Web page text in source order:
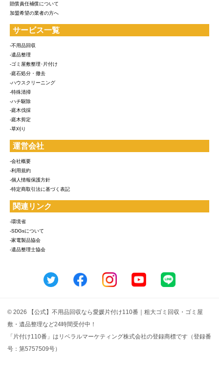
賠償責任補償について
加盟希望の業者の方へ
サービス一覧
-不用品回収
-遺品整理
-ゴミ屋敷整理･片付け
-庭石処分・撤去
-ハウスクリーニング
-特殊清掃
-ハチ駆除
-庭木伐採
-庭木剪定
-草刈り
運営会社
-会社概要
-利用規約
-個人情報保護方針
-特定商取引法に基づく表記
関連リンク
-環境省
-SDGsについて
-家電製品協会
-遺品整理士協会
© 2026 【公式】不用品回収なら愛媛片付け110番｜粗大ゴミ回収・ゴミ屋
敷・遺品整理など24時間受付中！
「片付け110番」はリベラルマーケティング株式会社の登録商標です（登録番
号：第5757509号）